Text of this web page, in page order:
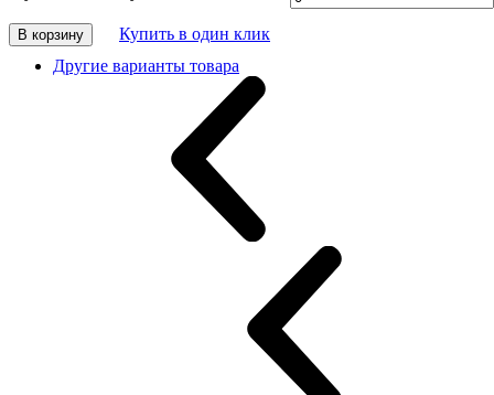
В корзину
Купить в один клик
Другие варианты товара